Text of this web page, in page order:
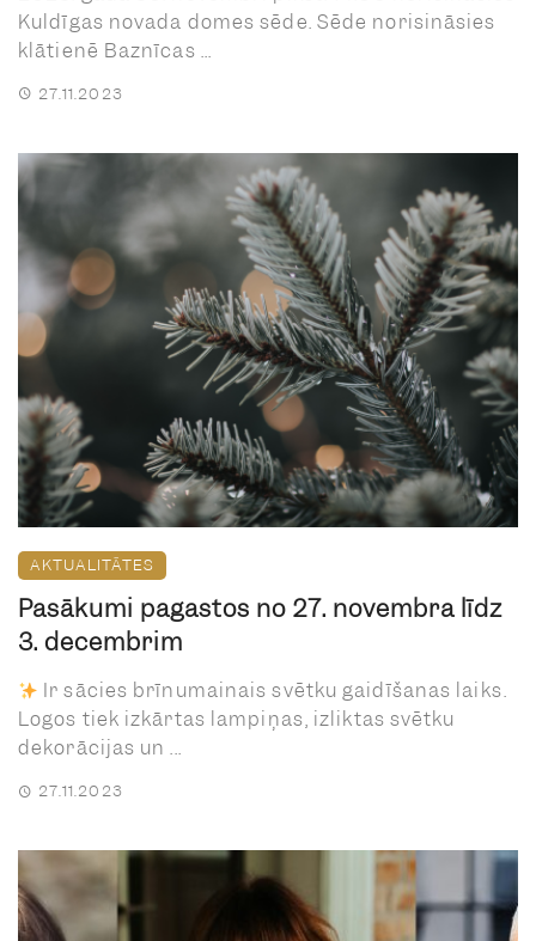
Kuldīgas novada domes sēde. Sēde norisināsies
klātienē Baznīcas ...
27.11.2023
AKTUALITĀTES
Pasākumi pagastos no 27. novembra līdz
3. decembrim
Ir sācies brīnumainais svētku gaidīšanas laiks.
Logos tiek izkārtas lampiņas, izliktas svētku
dekorācijas un ...
27.11.2023